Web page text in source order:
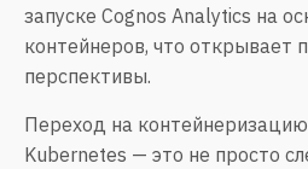
запуске Cognos Analytics на
контейнеров, что открывает
перспективы.
Переход на
Kubernetes — это не просто